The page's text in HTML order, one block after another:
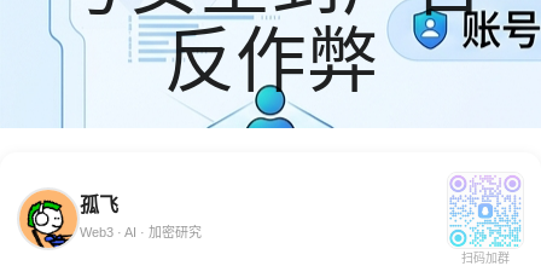
反作弊
孤飞
Web3 · AI · 加密研究
扫码加群